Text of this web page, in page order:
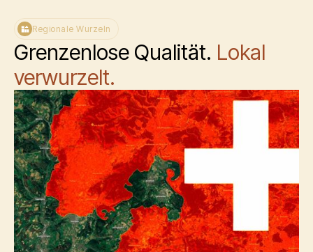
Regionale Wurzeln
Grenzenlose Qualität. Lokal
verwurzelt.